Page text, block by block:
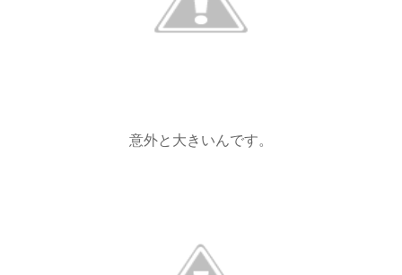
意外と大きいんです。